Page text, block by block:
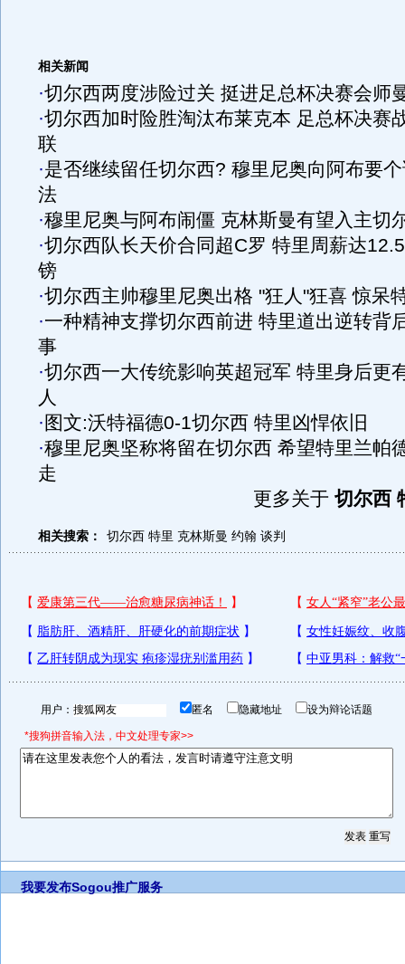
相关新闻
·切尔西两度涉险过关 挺进足总杯决赛会师
·切尔西加时险胜淘汰布莱克本 足总杯决赛
联
·是否继续留任切尔西? 穆里尼奥向阿布要
法
·穆里尼奥与阿布闹僵 克林斯曼有望入主切
·切尔西队长天价合同超C罗 特里周薪达
镑
·切尔西主帅穆里尼奥出格 "狂人"狂喜 惊呆
·一种精神支撑切尔西前进 特里道出逆转背
事
·切尔西一大传统影响英超冠军 特里身后更
人
· 图文:沃特福德0-1切尔西 特里凶悍依旧
·穆里尼奥坚称将留在切尔西 希望特里兰帕
走
更多关于 切尔西
相关搜索： 切尔西 特里 克林斯曼 约翰 谈判
用户： 匿名 隐藏地址 设为辩论话题
*搜狗拼音输入法，中文处理专家>>
我要发布Sogou推广服务